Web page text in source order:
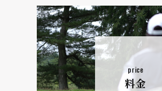
price
料金